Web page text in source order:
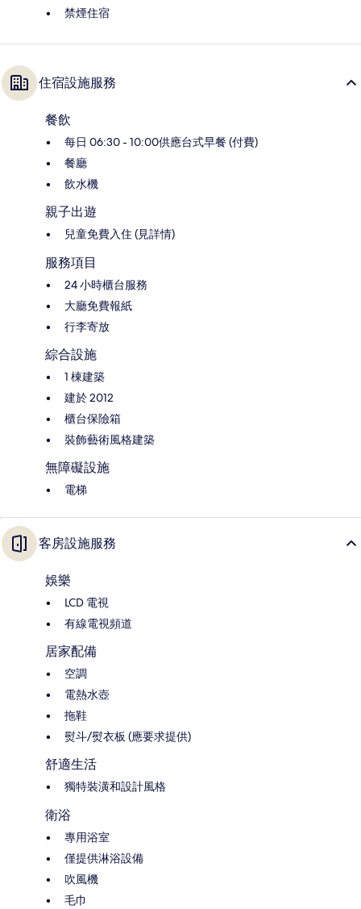
禁煙住宿
住宿設施服務
餐飲
每日 06:30 - 10:00供應台式早餐 (付費)
餐廳
飲水機
親子出遊
兒童免費入住 (見詳情)
服務項目
24 小時櫃台服務
大廳免費報紙
行李寄放
綜合設施
1 棟建築
建於 2012
櫃台保險箱
裝飾藝術風格建築
無障礙設施
電梯
客房設施服務
娛樂
LCD 電視
有線電視頻道
居家配備
空調
電熱水壺
拖鞋
熨斗/熨衣板 (應要求提供)
舒適生活
獨特裝潢和設計風格
衛浴
專用浴室
僅提供淋浴設備
吹風機
毛巾